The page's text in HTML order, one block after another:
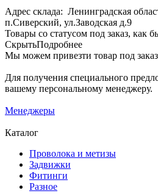
Адрес склада: Ленинградская
п.Сиверский, ул.Заводская д.9
Товары со статусом под заказ, как
СкрытьПодробнее
Мы можем привезти товар под
Для получения специального
вашему персональному менеджеру.
Менеджеры
Каталог
Проволока и метизы
Задвижки
Фитинги
Разное